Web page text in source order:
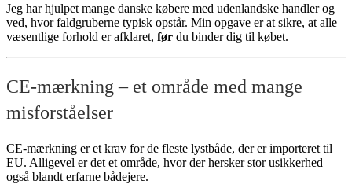
Jeg har hjulpet mange danske købere med udenlandske handler og
ved, hvor faldgruberne typisk opstår. Min opgave er at sikre, at alle
væsentlige forhold er afklaret, før du binder dig til købet.
CE-mærkning – et område med mange
misforståelser
CE-mærkning er et krav for de fleste lystbåde, der er importeret til
EU. Alligevel er det et område, hvor der hersker stor usikkerhed –
også blandt erfarne bådejere.